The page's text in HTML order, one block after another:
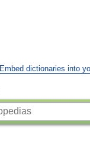
Embed dictionaries into